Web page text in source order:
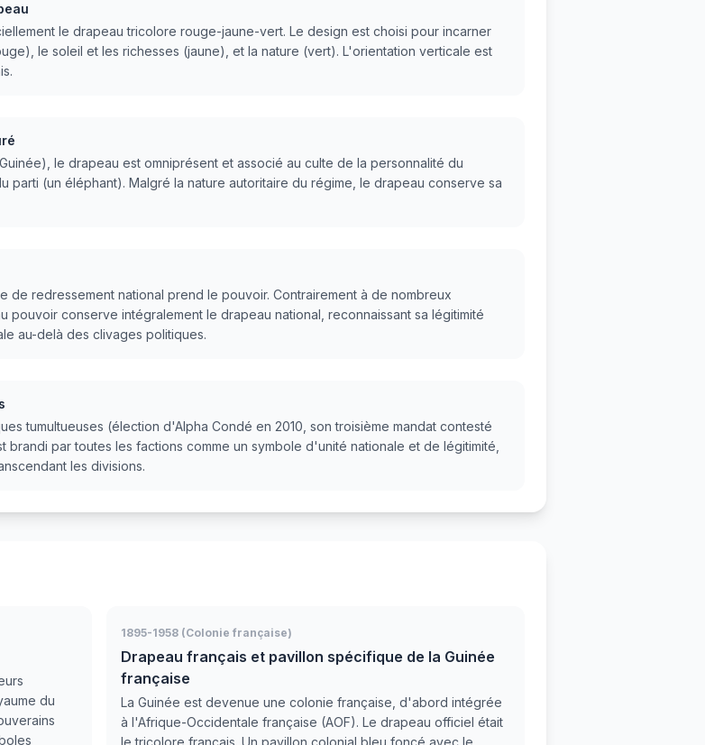
le drapeau tricolore rouge-jaune-vert. Le design est choisi pour incarner
le soleil et les richesses (jaune), et la nature (vert). L'orientation verticale est
le drapeau est omniprésent et associé au culte de la personnalité du
parti (un éléphant). Malgré la nature autoritaire du régime, le drapeau conserve sa
de redressement national prend le pouvoir. Contrairement à de nombreux
pouvoir conserve intégralement le drapeau national, reconnaissant sa légitimité
au-delà des clivages politiques.
tumultueuses (élection d'Alpha Condé en 2010, son troisième mandat contesté
par toutes les factions comme un symbole d'unité nationale et de légitimité,
les divisions.
du
1895-1958 (Colonie française)
Drapeau français et pavillon spécifique de la Guinée
française
La Guinée est devenue une colonie française, d'abord intégrée
à l'Afrique-Occidentale française (AOF). Le drapeau officiel était
le tricolore français. Un pavillon colonial bleu foncé avec le